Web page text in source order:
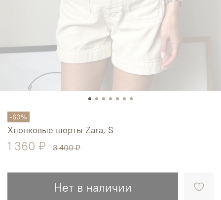
-60%
Хлопковые шорты Zara, S
1 360 ₽ 3 400 ₽
Нет в наличии